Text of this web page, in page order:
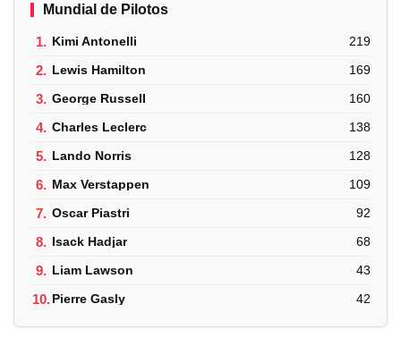
Mundial de Pilotos
1. Kimi Antonelli 219
2. Lewis Hamilton 169
3. George Russell 160
4. Charles Leclerc 138
5. Lando Norris 128
6. Max Verstappen 109
7. Oscar Piastri 92
8. Isack Hadjar 68
9. Liam Lawson 43
10.Pierre Gasly 42